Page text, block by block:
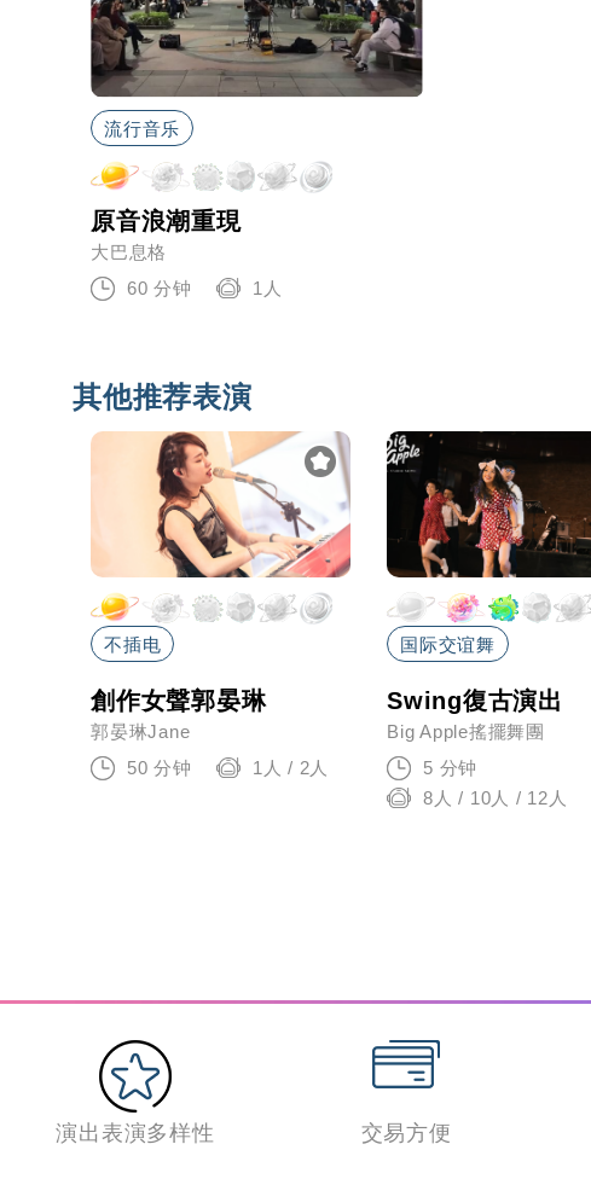
流行音乐
原音浪潮重現
大巴息格
60 分钟
1人
其他推荐表演
不插电
創作女聲郭晏琳
郭晏琳Jane
50 分钟
1人 / 2人
国际交谊舞
Swing復古演出
Big Apple搖擺舞團
5 分钟
8人 / 10人 / 12人
演出表演多样性 交易方便